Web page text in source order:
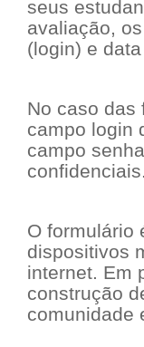
seus
avaliação,
(login) e
No caso
campo login
campo
confidenciais.
O formulário
dispositivos
internet. Em
construção
comunidade